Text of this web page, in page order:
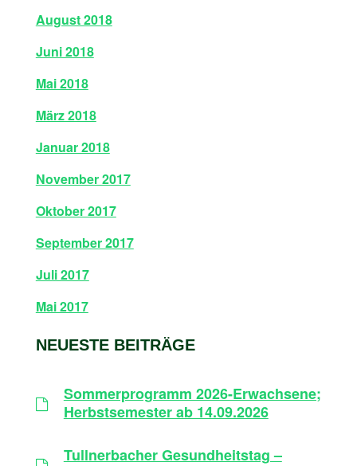
August 2018
Juni 2018
Mai 2018
März 2018
Januar 2018
November 2017
Oktober 2017
September 2017
Juli 2017
Mai 2017
NEUESTE BEITRÄGE
Sommerprogramm 2026-Erwachsene;
Herbstsemester ab 14.09.2026
Tullnerbacher Gesundheitstag –